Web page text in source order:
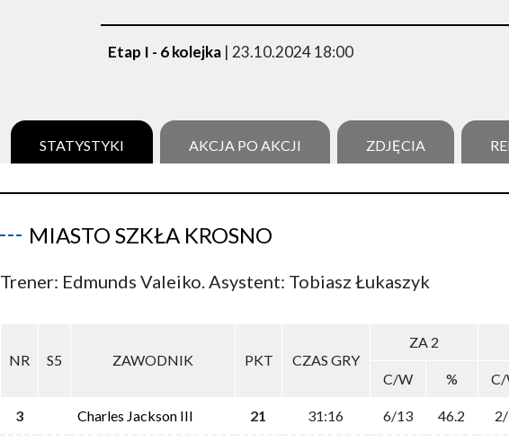
Etap I - 6 kolejka | 23.10.2024 18:00
STATYSTYKI AKCJA PO AKCJI ZDJĘCIA
MIASTO SZKŁA KROSNO
Trener: Edmunds Valeiko. Asystent: Tobiasz Łukaszyk
NR S5 ZAWODNIK PKT CZAS GRY
ZA 2
C/W
%
3 Charles Jackson III 21 31:16 6/13 46.2